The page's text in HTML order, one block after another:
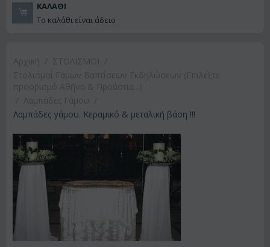
ΚΑΛΆΘΙ
Το καλάθι είναι άδειο
Λαμπάδες γάμου. Κεραμικό & μεταλική βάση !!!